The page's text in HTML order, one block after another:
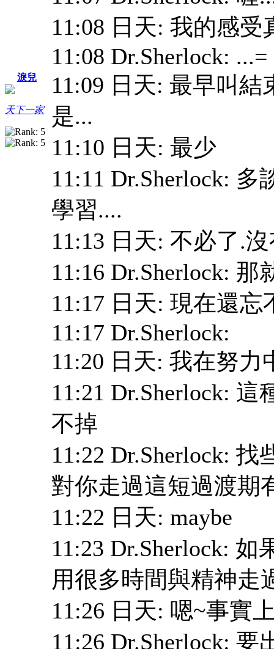
淚兒
天下一家
11:08 日天: 我的感
11:08 Dr.Sherlock:
11:09 日天: 最早叫
是...
11:10 日天: 最少
11:11 Dr.Sherlock:
學習....
11:13 日天: 不必了.
11:16 Dr.Sherlock:
11:17 日天: 現在還忘
11:17 Dr.Sherlock:
11:20 日天: 我在努力
11:21 Dr.Sherlock:
不掉
11:22 Dr.Sherlock:
對你走過這短過渡期
11:22 日天: maybe
11:23 Dr.Sherlock:
用很多時間與精神走
11:26 日天: 嗯~事實
11:26 Dr.Sherlock: